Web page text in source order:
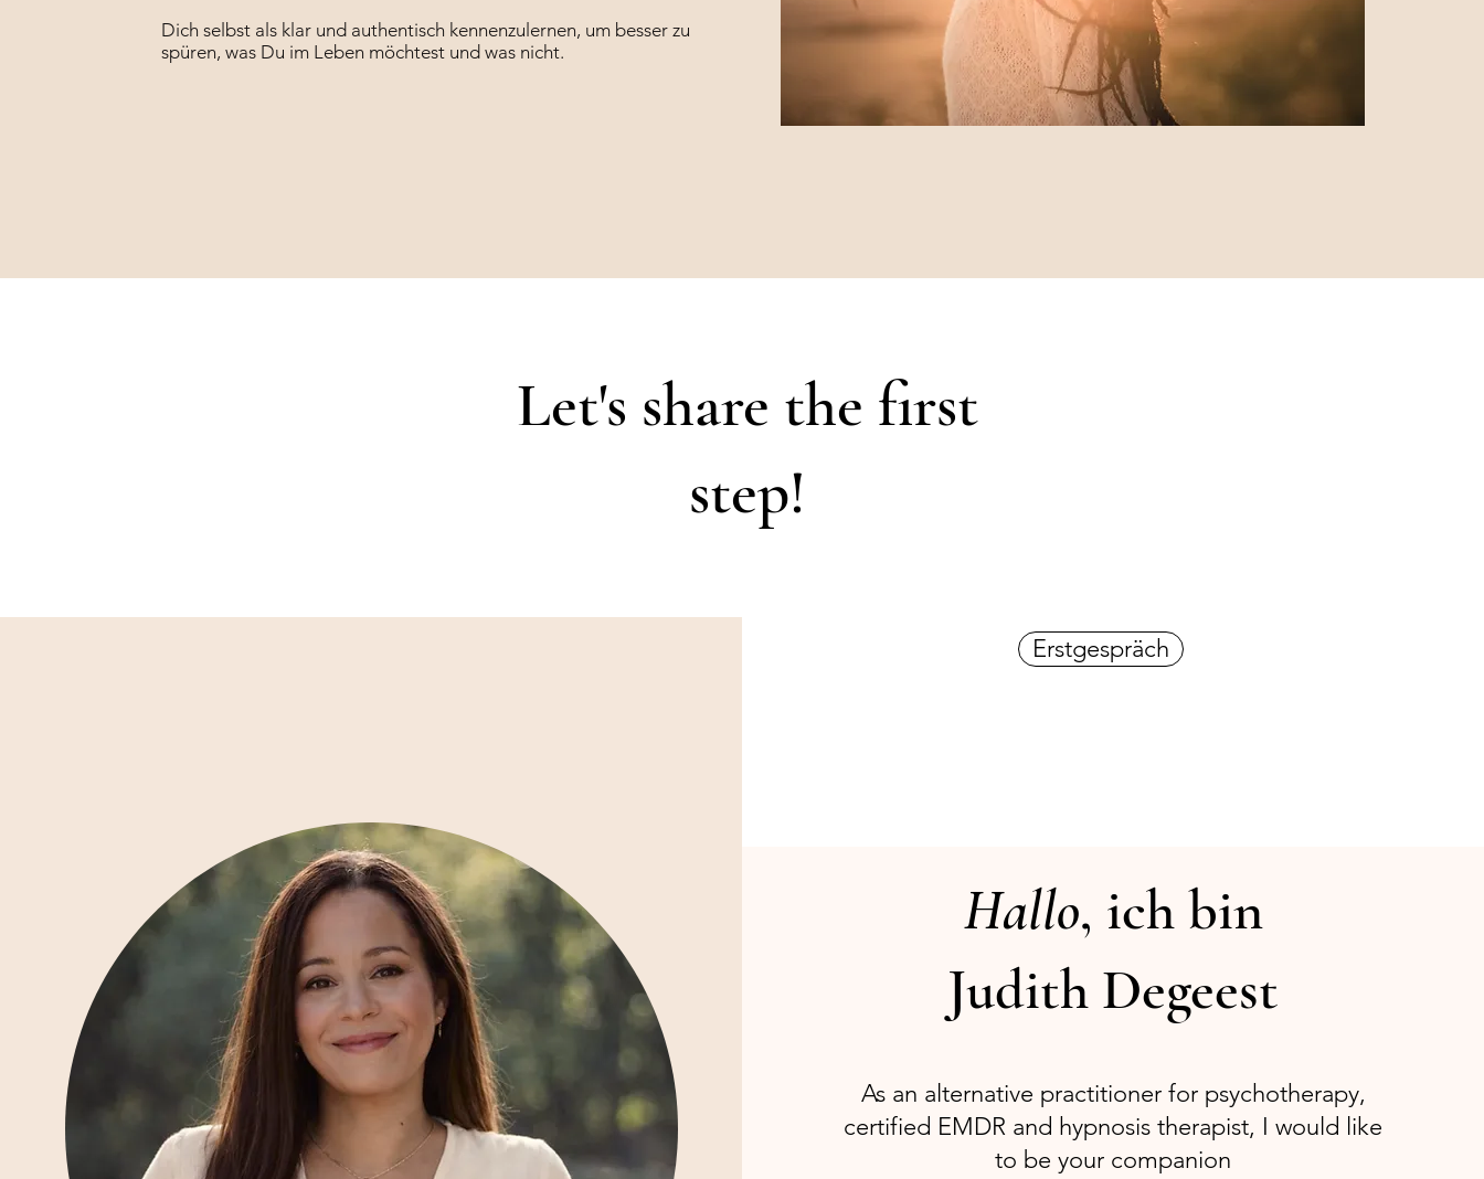
Dich selbst als klar und authentisch kennenzulernen, um besser zu
spüren, was Du im Leben möchtest und was nicht.
Let's share the first
step!
Erstgespräch
Hallo, ich bin
Judith Degeest
As an alternative practitioner for psychotherapy,
certified EMDR and hypnosis therapist, I would like
to be your companion